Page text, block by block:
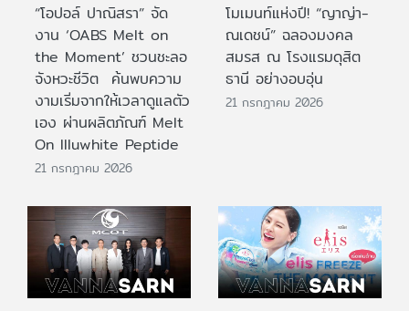
“โอปอล์ ปาณิสรา” จัด
งาน ‘OABS Melt on
the Moment’ ชวนชะลอ
จังหวะชีวิต ค้นพบความ
งามเริ่มจากให้เวลาดูแลตัว
เอง ผ่านผลิตภัณฑ์ Melt
On Illuwhite Peptide
21 กรกฎาคม 2026
โมเมนท์แห่งปี! “ญาญ่า-
ณเดชน์” ฉลองมงคล
สมรส ณ โรงแรมดุสิต
ธานี อย่างอบอุ่น
21 กรกฎาคม 2026